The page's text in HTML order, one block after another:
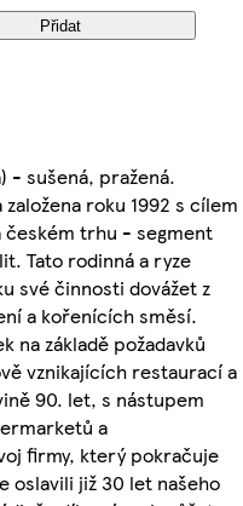
Přidat
- sušená, pražená.
roku 1992 s cílem
českém trhu - segment
Tato rodinná a ryze
své činnosti dovážet z
a kořenících směsí.
na základě požadavků
vznikajících restaurací a
90. let, s nástupem
a
firmy, který pokračuje
oslavili již 30 let našeho